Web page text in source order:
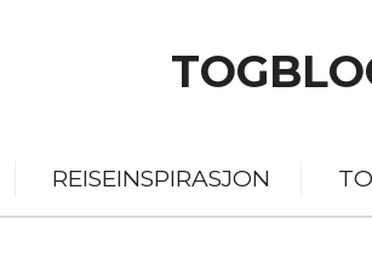
REISEINSPIRASJON